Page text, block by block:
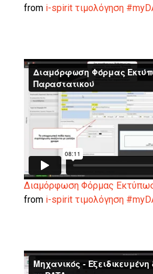
from i-spirit τιμολόγηση
Διαμόρφωση Φόρμας
from i-spirit τιμολόγηση